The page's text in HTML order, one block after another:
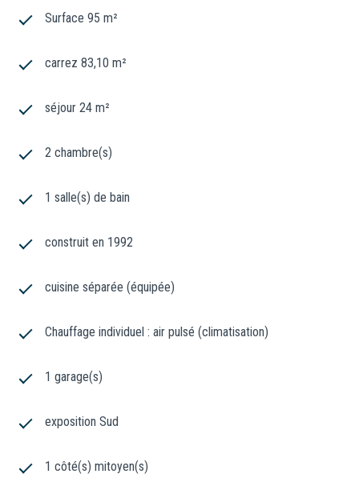
Surface 95 m²
carrez 83,10 m²
séjour 24 m²
2 chambre(s)
1 salle(s) de bain
construit en 1992
cuisine séparée (équipée)
Chauffage individuel : air pulsé (climatisation)
1 garage(s)
exposition Sud
1 côté(s) mitoyen(s)